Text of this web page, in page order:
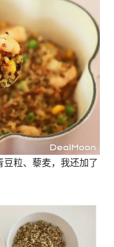
粒、藜麦，我还加了